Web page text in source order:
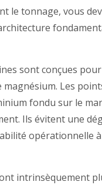
le tonnage, vous
sont conçues
Les
fondu sur le
Ils évitent une
opérationnelle
intrinsèquement